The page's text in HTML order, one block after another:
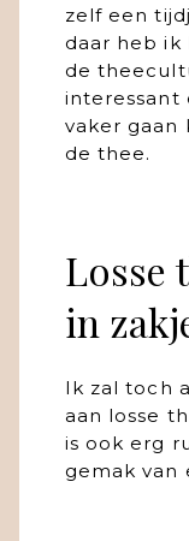
zelf een
daar heb ik
de
interessant
vaker gaan
de thee.
Losse
in
Ik zal toch
aan losse
is ook erg
gemak van